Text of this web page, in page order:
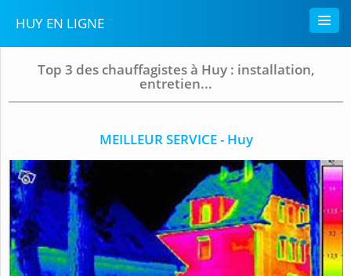
HUY EN LIGNE
Top 3 des chauffagistes à Huy : installation,
entretien...
MEILLEUR SERVICE - Huy